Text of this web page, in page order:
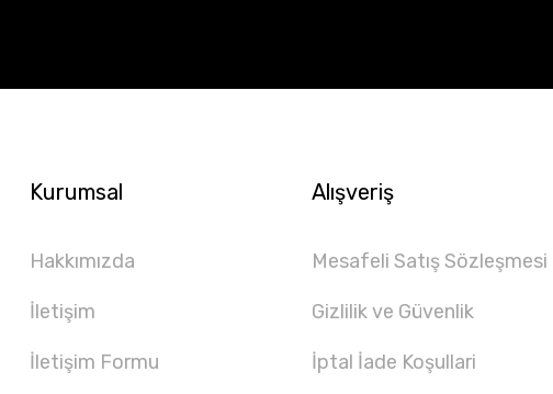
Kurumsal
Hakkımızda
İletişim
İletişim Formu
Alışveriş
Mesafeli Satış Sözleşmesi
Gizlilik ve Güvenlik
İptal İade Koşullari